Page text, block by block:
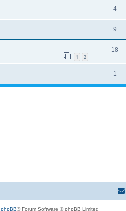
4
9
1 2
18
1
phpBB® Forum Software © phpBB Limited